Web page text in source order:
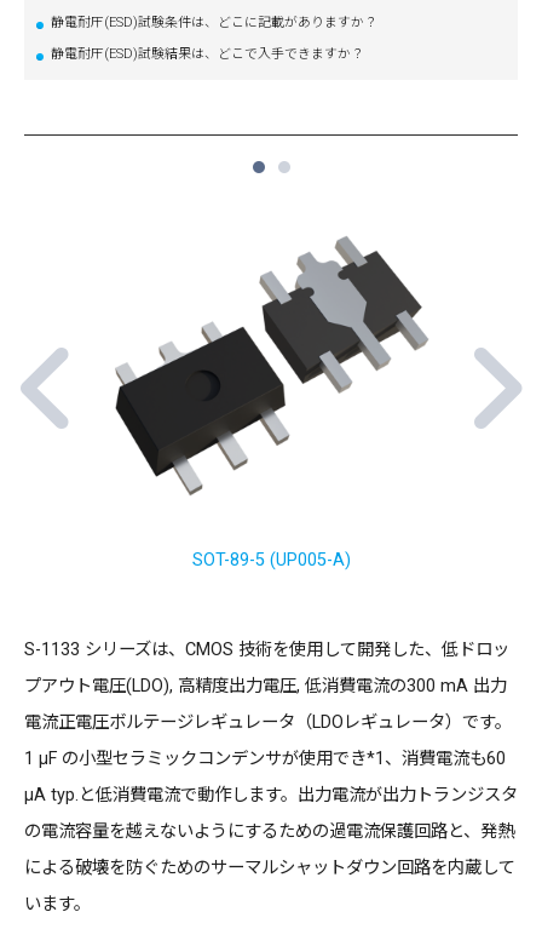
静電耐圧(ESD)試験条件は、どこに記載がありますか？
静電耐圧(ESD)試験結果は、どこで入手できますか？
SOT-89-5 (UP005-A)
S-1133 シリーズは、CMOS 技術を使用して開発した、低ドロッ
プアウト電圧(LDO), 高精度出力電圧, 低消費電流の300 mA 出力
電流正電圧ボルテージレギュレータ（LDOレギュレータ）です。
1 µF の小型セラミックコンデンサが使用でき*1、消費電流も60
µA typ.と低消費電流で動作します。出力電流が出力トランジスタ
の電流容量を越えないようにするための過電流保護回路と、発熱
による破壊を防ぐためのサーマルシャットダウン回路を内蔵して
います。